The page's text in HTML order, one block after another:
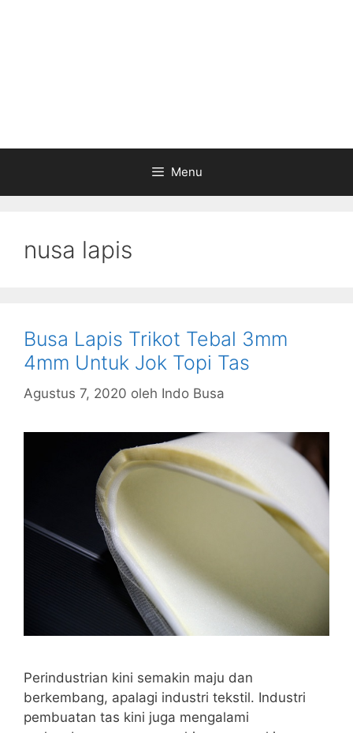
Menu
nusa lapis
Busa Lapis Trikot Tebal 3mm
4mm Untuk Jok Topi Tas
Agustus 7, 2020 oleh Indo Busa
Perindustrian kini semakin maju dan
berkembang, apalagi industri tekstil. Industri
pembuatan tas kini juga mengalami